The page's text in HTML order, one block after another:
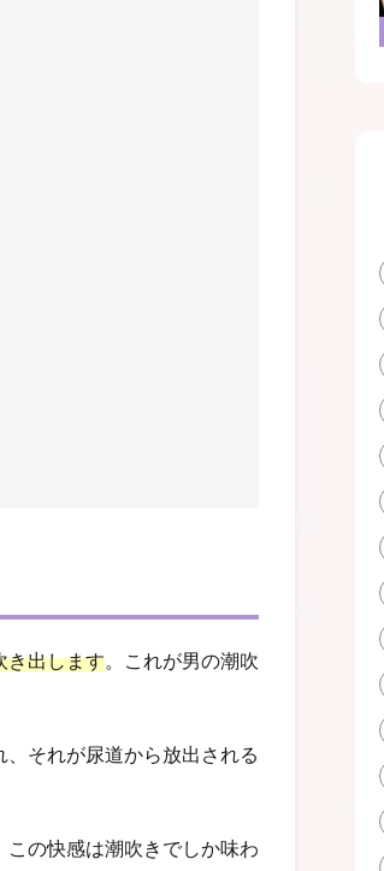
き出します。
これが男の潮吹
それが尿道から放出される
この快感は潮吹きでしか味わ